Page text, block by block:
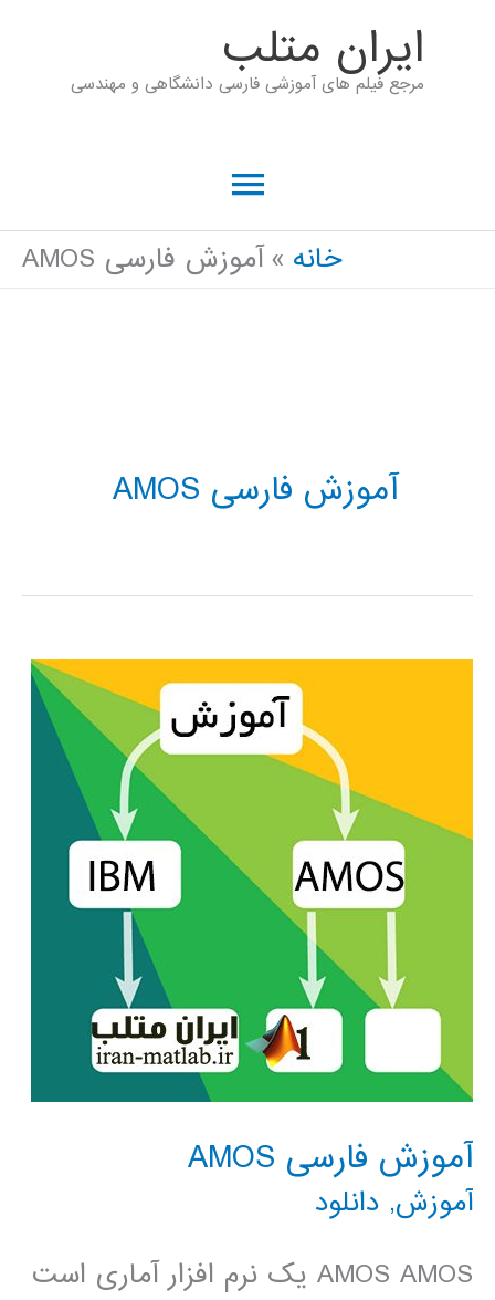
ايران متلب
مرجع فیلم های آموزشی فارسی دانشگاهی و مهندسی
فهرست
اصلی
خانه آموزش فارسی AMOS
آموزش فارسی AMOS
آموزش فارسی AMOS
آموزش, دانلود
AMOS AMOS یک نرم افزار آماری است